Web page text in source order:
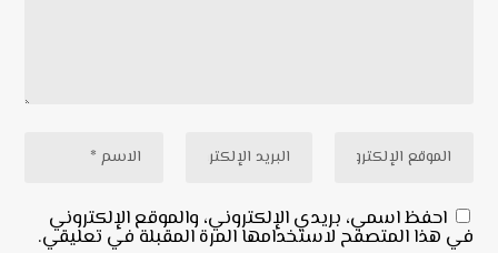
احفظ اسمي، بريدي الإلكتروني، والموقع الإلكتروني
في هذا المتصفح لاستخدامها المرة المقبلة في تعليقي.